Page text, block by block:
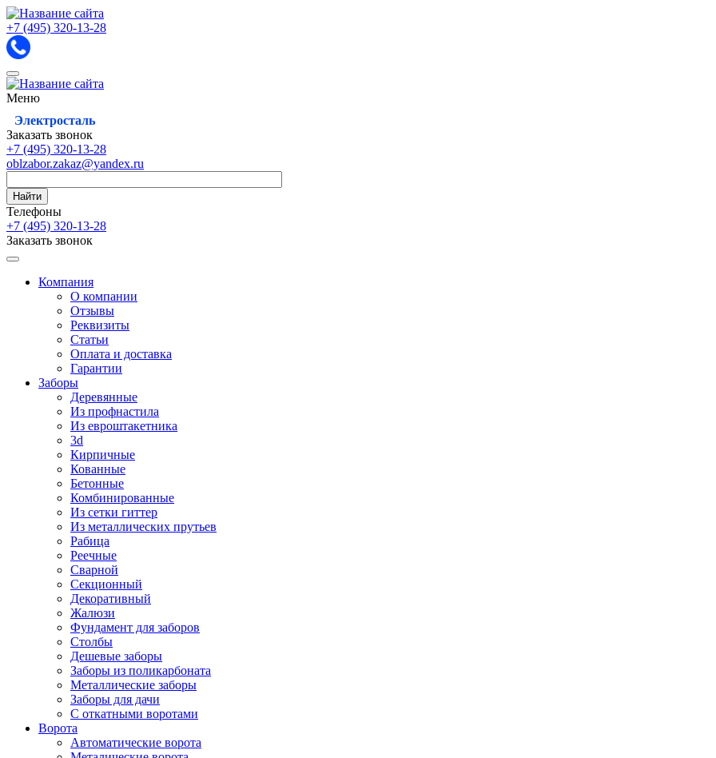
+7 (495) 320-13-28
Меню
Электросталь
Заказать звонок
+7 (495) 320-13-28
oblzabor.zakaz@yandex.ru
Найти
Телефоны
+7 (495) 320-13-28
Заказать звонок
Компания
О компании
Отзывы
Реквизиты
Статьи
Оплата и доставка
Гарантии
Заборы
Деревянные
Из профнастила
Из евроштакетника
3d
Кирпичные
Кованные
Бетонные
Комбинированные
Из сетки гиттер
Из металлических прутьев
Рабица
Реечные
Сварной
Секционный
Декоративный
Жалюзи
Фундамент для заборов
Столбы
Дешевые заборы
Заборы из поликарбоната
Металлические заборы
Заборы для дачи
С откатными воротами
Ворота
Автоматические ворота